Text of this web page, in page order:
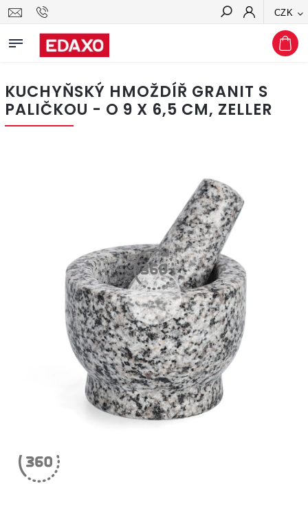
CZK
Hledat
KUCHYŇSKÝ HMOŽDÍŘ GRANIT S
PALIČKOU - O 9 X 6,5 CM, ZELLER